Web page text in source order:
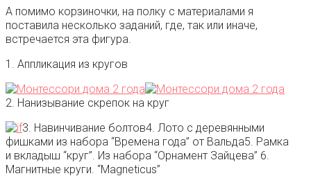
А помимо корзиночки, на полку с материалами я
поставила несколько заданий, где, так или иначе,
встречается эта фигура.
1. Аппликация из кругов
2. Нанизывание скрепок на круг
3. Навинчивание болтов4. Лото с деревянными
фишками из набора “Времена года” от Вальда5. Рамка
и вкладыш “круг”. Из набора “Орнамент Зайцева” 6.
Магнитные круги. “Magneticus”